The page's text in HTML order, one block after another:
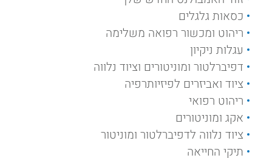
כסאות גלגלים
ריהוט ומכשור רפואה משלימה
עגלות ניקיון
דפיברלטור ומוניטורים וציוד נלווה
ציוד ואביזרים לפיזיותרפיה
ריהוט רפואי
אקג ומוניטורים
ציוד נלווה לדפיברלטור ומוניטור
תיקי החייאה